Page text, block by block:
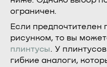
ограничен.
Если предпочтителен
рисунком, то вы
плинтусы. У
гибкие аналоги,